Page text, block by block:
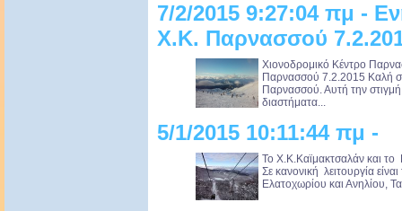
7/2/2015 9:27:04 πμ -
Χ.Κ. Παρνασσού
Χιονοδρομικό Κέντρο
Παρνασσού 7.2.2015 Καλή
Παρνασσού. Αυτή την
διαστήματα...
5/1/2015 10:11:44 πμ -
Το Χ.Κ.Καϊμακτσαλάν και
Σε κανονική λειτουργία
Ελατοχωρίου και Ανηλίου,